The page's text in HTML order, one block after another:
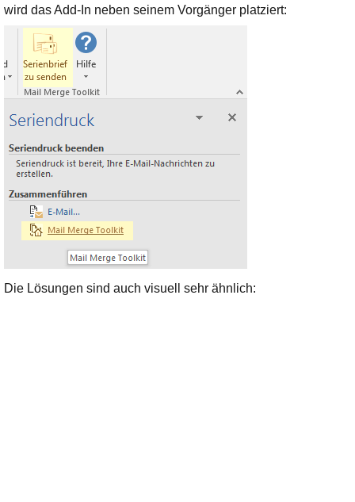
wird das Add-In neben seinem Vorgänger platziert:
Die Lösungen sind auch visuell sehr ähnlich: